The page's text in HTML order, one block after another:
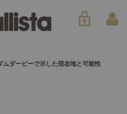
ムダービーで示した現在地と可能性